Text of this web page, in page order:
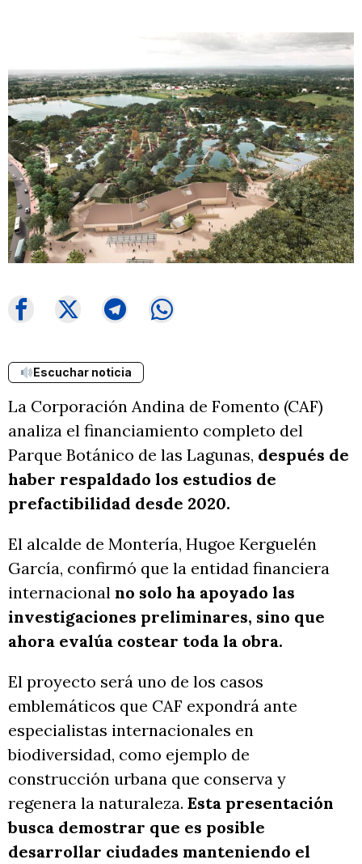
Escuchar noticia
La Corporación Andina de Fomento (CAF)
analiza el financiamiento completo del
Parque Botánico de las Lagunas, después de
haber respaldado los estudios de
prefactibilidad desde 2020.
El alcalde de Montería, Hugoe Kerguelén
García, confirmó que la entidad financiera
internacional no solo ha apoyado las
investigaciones preliminares, sino que
ahora evalúa costear toda la obra.
El proyecto será uno de los casos
emblemáticos que CAF expondrá ante
especialistas internacionales en
biodiversidad, como ejemplo de
construcción urbana que conserva y
regenera la naturaleza. Esta presentación
busca demostrar que es posible
desarrollar ciudades manteniendo el